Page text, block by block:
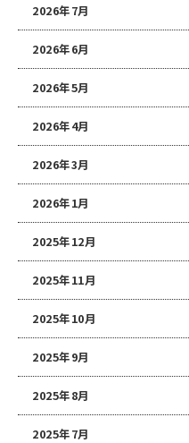
2026年7月
2026年6月
2026年5月
2026年4月
2026年3月
2026年1月
2025年12月
2025年11月
2025年10月
2025年9月
2025年8月
2025年7月